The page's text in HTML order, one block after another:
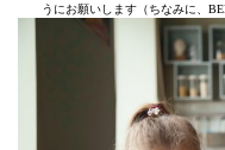
うにお願いします（ちなみに、